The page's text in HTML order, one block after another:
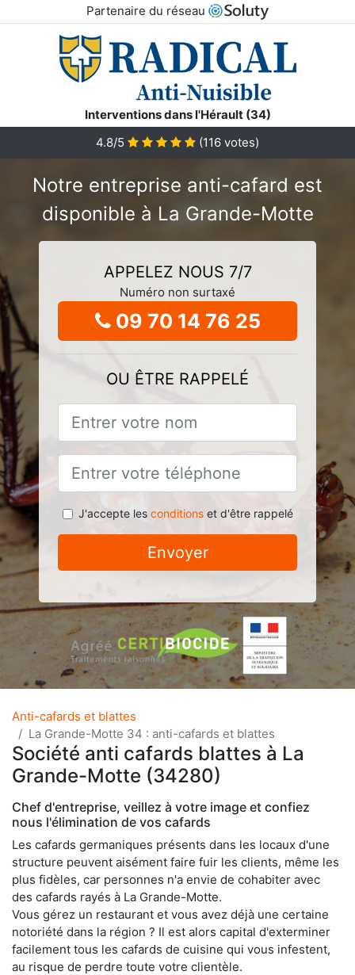
Partenaire du réseau
Interventions dans l'Hérault (34)
4.8/5
(116 votes)
Notre entreprise anti-cafard est
disponible à La Grande-Motte
APPELEZ NOUS 7/7
Numéro non surtaxé
09 70 14 76 25
OU ÊTRE RAPPELÉ
J'accepte les conditionset d'être rappelé
Envoyer
Anti-cafards et blattes
La Grande-Motte 34 : anti-cafards et blattes
Société anti cafards blattes à La
Grande-Motte (34280)
Chef d'entreprise, veillez à votre image et confiez
nous l'élimination de vos cafards
Les cafards germaniques présents dans les locaux d'une
structure peuvent aisément faire fuir les clients, même les
plus fidèles, car personnes n'a envie de cohabiter avec
des cafards rayés à La Grande-Motte.
Vous gérez un restaurant et vous avez déjà une certaine
notoriété dans la région ? Il est alors capital d'exterminer
facilement tous les cafards de cuisine qui vous infestent,
au risque de perdre toute votre clientèle.